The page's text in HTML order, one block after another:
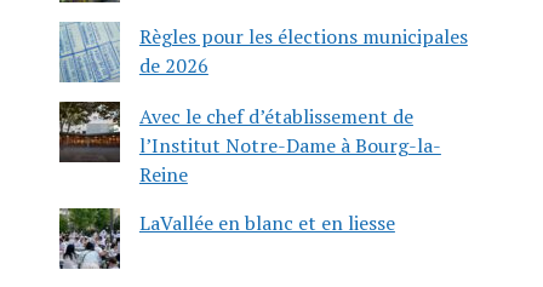
Règles pour les élections municipales
de 2026
Avec le chef d’établissement de
l’Institut Notre-Dame à Bourg-la-
Reine
LaVallée en blanc et en liesse